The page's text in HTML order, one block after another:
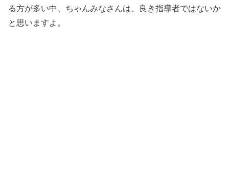
る方が多い中、ちゃんみなさんは、良き指導者ではないか
と思いますよ。